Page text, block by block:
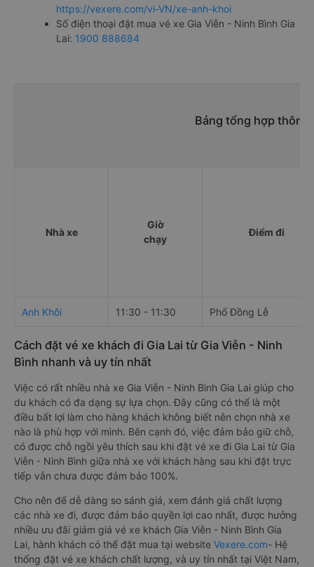
https://vexere.com/vi-VN/xe-anh-khoi
Số điện thoại đặt mua vé xe Gia Viễn - Ninh Bình Gia
Lai: 1900 888684
Bảng tổng hợp thông
Nhà xe
Giờ
chạy
Điểm đi
Anh Khôi 11:30 - 11:30 Phố Đồng Lễ
Cách đặt vé xe khách đi Gia Lai từ Gia Viễn - Ninh
Bình nhanh và uy tín nhất
Việc có rất nhiều nhà xe Gia Viễn - Ninh Bình Gia Lai giúp cho
du khách có đa dạng sự lựa chọn. Đây cũng có thể là một
điều bất lợi làm cho hàng khách không biết nên chọn nhà xe
nào là phù hợp với mình. Bên cạnh đó, việc đảm bảo giữ chỗ,
có được chỗ ngồi yêu thích sau khi đặt vé xe đi Gia Lai từ Gia
Viễn - Ninh Bình giữa nhà xe với khách hàng sau khi đặt trực
tiếp vẫn chưa được đảm bảo 100%.
Cho nên để dễ dàng so sánh giá, xem đánh giá chất lượng
các nhà xe đi, được đảm bảo quyền lợi cao nhất, được hưởng
nhiều ưu đãi giảm giá vé xe khách Gia Viễn - Ninh Bình Gia
Lai, hành khách có thể đặt mua tại website Vexere.com- Hệ
thống đặt vé xe khách chất lượng, và uy tín nhất tại Việt Nam,